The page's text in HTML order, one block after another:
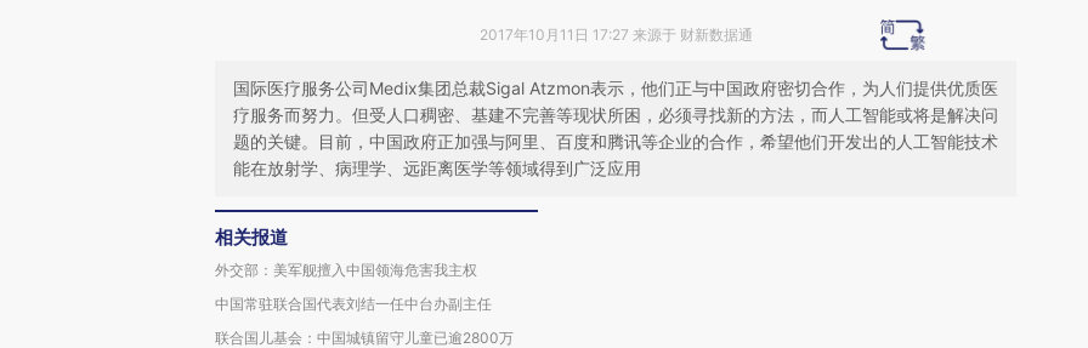
2017年10月11日 17:27 来源于 财新数据通
国际医疗服务公司Medix集团总裁Sigal Atzmon表示，他们正与中国政府密切合作，为人们提供优质医
疗服务而努力。但受人口稠密、基建不完善等现状所困，必须寻找新的方法，而人工智能或将是解决问
题的关键。目前，中国政府正加强与阿里、百度和腾讯等企业的合作，希望他们开发出的人工智能技术
能在放射学、病理学、远距离医学等领域得到广泛应用
相关报道
外交部：美军舰擅入中国领海危害我主权
中国常驻联合国代表刘结一任中台办副主任
联合国儿基会：中国城镇留守儿童已逾2800万